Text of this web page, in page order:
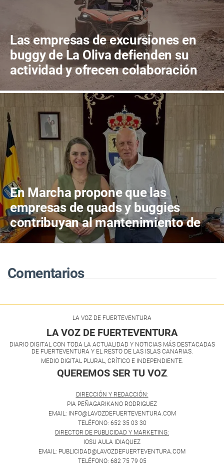
Las empresas de excursiones en
buggy de La Oliva defienden su
actividad y ofrecen colaboración
para proteger el territorio
En Marcha propone que las
empresas de quads y buggies
contribuyan al mantenimiento de
los caminos públicos de La Oliva
Comentarios
LA VOZ DE FUERTEVENTURA
LA VOZ DE FUERTEVENTURA
DIARIO DIGITAL CON TODA LA ACTUALIDAD Y NOTICIAS MÁS DESTACADAS
DE FUERTEVENTURA Y EL RESTO DE LAS ISLAS CANARIAS.
MEDIO DIGITAL PLURAL, CRÍTICO E INDEPENDIENTE.
QUEREMOS SER TU VOZ.
DIRECCIÓN Y REDACCIÓN:
PIA PEÑAGARIKANO RODRIGUEZ
EMAIL: INFO@LAVOZDEFUERTEVENTURA.COM
TELÉFONO: 652 35 03 30
DIRECTOR DE PUBLICIDAD Y MARKETING:
IOSU AULA IDIAQUEZ
EMAIL: PUBLICIDAD@LAVOZDEFUERTEVENTURA.COM
TELÉFONO: 682 75 79 05